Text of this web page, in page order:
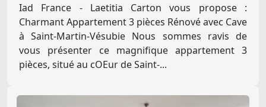
Iad France - Laetitia Carton vous propose :
Charmant Appartement 3 pièces Rénové avec Cave
à Saint-Martin-Vésubie Nous sommes ravis de
vous présenter ce magnifique appartement 3
pièces, situé au cOEur de Saint-...